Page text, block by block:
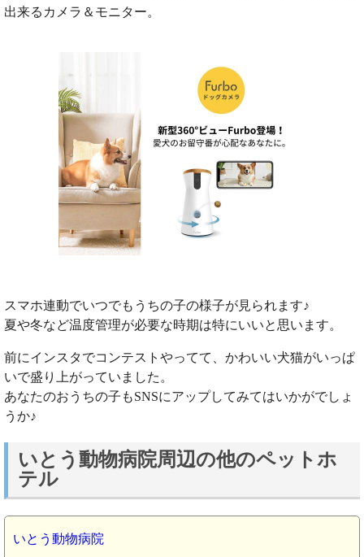
出来るカメラ＆モニター。
スマホ連動でいつでもうちの子の様子が見られます♪
夏や冬など温度管理が必要な時期は特にいいと思います。
前にインスタでコンテストやってて、かわいい犬猫がいっぱ
いで盛り上がっていました。
あなたのおうちの子もSNSにアップしてみてはいかがでしょ
うか♪
いとう動物病院周辺の他のペットホ
テル
いとう動物病院